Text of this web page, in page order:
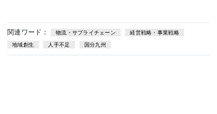
関連ワード： 物流・サプライチェーン 経営戦略・事業戦略
地域創生 人手不足 国分九州